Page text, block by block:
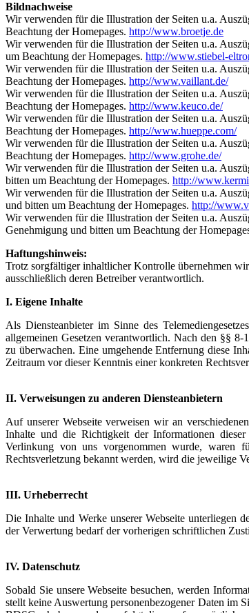
Bildnachweise
Wir verwenden für die Illustration der Seiten u.a.
Beachtung der Homepages. http://www.broetje.de
Wir verwenden für die Illustration der Seiten u.a.
um Beachtung der Homepages. http://www.stiebel-
Wir verwenden für die Illustration der Seiten u.a.
Beachtung der Homepages. http://www.vaillant.de/
Wir verwenden für die Illustration der Seiten u.a.
Beachtung der Homepages. http://www.keuco.de/
Wir verwenden für die Illustration der Seiten u.a.
Beachtung der Homepages. http://www.hueppe.com/
Wir verwenden für die Illustration der Seiten u.a.
Beachtung der Homepages. http://www.grohe.de/
Wir verwenden für die Illustration der Seiten u.a.
bitten um Beachtung der Homepages. http://
Wir verwenden für die Illustration der Seiten u.a.
und bitten um Beachtung der Homepages. http://
Wir verwenden für die Illustration der Seiten u.a.
Genehmigung und bitten um Beachtung der
Haftungshinweis:
Trotz sorgfältiger inhaltlicher Kontrolle übernehmen
ausschließlich deren Betreiber verantwortlich.
I. Eigene Inhalte
Als Diensteanbieter im Sinne des
allgemeinen Gesetzen verantwortlich. Nach den §§
zu überwachen. Eine umgehende Entfernung diese
Zeitraum vor dieser Kenntnis einer konkreten
II. Verweisungen zu anderen Diensteanbietern
Auf unserer Webseite verweisen wir an
Inhalte und die Richtigkeit der Informationen
Verlinkung von uns vorgenommen wurde, waren
Rechtsverletzung bekannt werden, wird die jeweilige
III. Urheberrecht
Die Inhalte und Werke unserer Webseite unterliegen
der Verwertung bedarf der vorherigen schriftlichen
IV. Datenschutz
Sobald Sie unsere Webseite besuchen, werden
stellt keine Auswertung personenbezogener Daten im